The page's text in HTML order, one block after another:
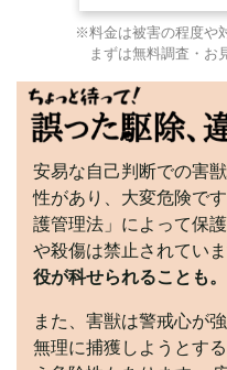
※料金は被害の程度や
まずは無料調査・お
安易な自己判断での害獣
性があり、大変危険で
護管理法」によって保
や殺傷は禁止されていま
役が科せられることも。
また、害獣は警戒心が
無理に捕獲しようとす